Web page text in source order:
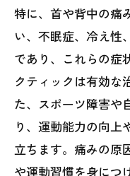
特に、首や背中の痛
い、不眠症、冷え性
であり、これらの症
クティックは有効な
た、スポーツ障害や
り、運動能力の向上
立ちます。痛みの原
や運動習慣を身につ